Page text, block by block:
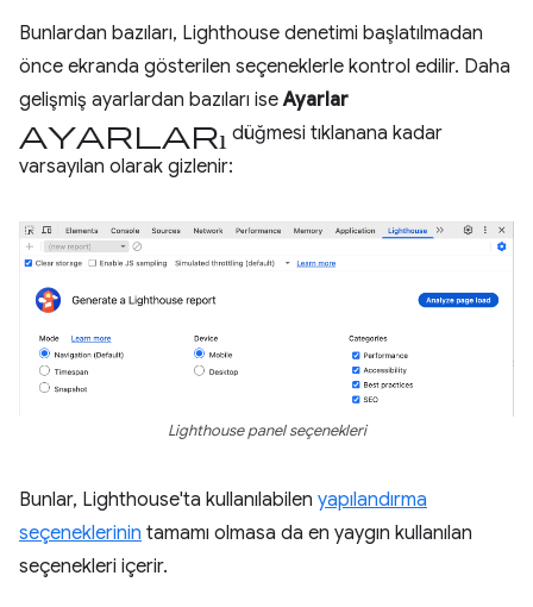
Bunlardan bazıları, Lighthouse denetimi başlatılmadan
önce ekranda gösterilen seçeneklerle kontrol edilir. Daha
gelişmiş ayarlardan bazıları iseAyarlar
ayarları düğmesi tıklanana kadar
varsayılan olarak gizlenir:
Lighthouse panel seçenekleri
Bunlar, Lighthouse'ta kullanılabilen yapılandırma
seçeneklerinin tamamı olmasa da en yaygın kullanılan
seçenekleri içerir.